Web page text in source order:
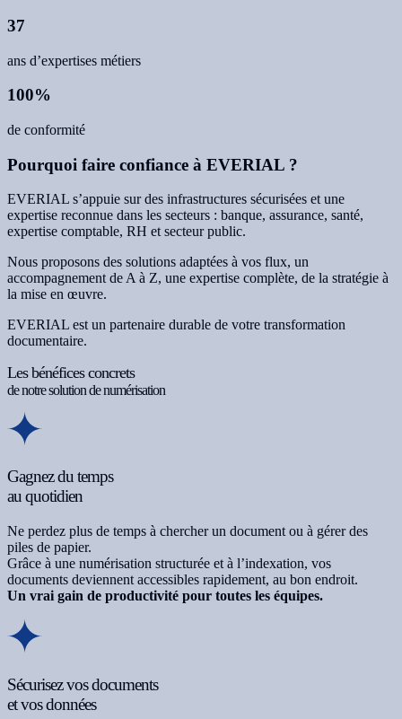
37
ans d’expertises métiers
100%
de conformité
Pourquoi faire confiance à EVERIAL ?
EVERIAL s’appuie sur des infrastructures sécurisées et une
expertise reconnue dans les secteurs : banque, assurance, santé,
expertise comptable, RH et secteur public.
Nous proposons des solutions adaptées à vos flux, un
accompagnement de A à Z, une expertise complète, de la stratégie à
la mise en œuvre.
EVERIAL est un partenaire durable de votre transformation
documentaire.
Les bénéfices concrets
de notre solution de numérisation
Gagnez du temps
au quotidien
Ne perdez plus de temps à chercher un document ou à gérer des
piles de papier.
Grâce à une numérisation structurée et à l’indexation, vos
documents deviennent accessibles rapidement, au bon endroit.
Un vrai gain de productivité pour toutes les équipes.
Sécurisez vos documents
et vos données